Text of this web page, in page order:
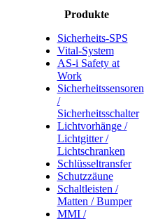
Produkte
Sicherheits-SPS
Vital-System
AS-i Safety at
Work
Sicherheitssensoren
/
Sicherheitsschalter
Lichtvorhänge /
Lichtgitter /
Lichtschranken
Schlüsseltransfer
Schutzzäune
Schaltleisten /
Matten / Bumper
MMI /